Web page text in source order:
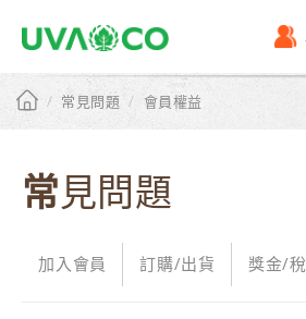
/ 常見問題 / 會員權益
常見問題
加入會員 訂購/出貨 獎金/